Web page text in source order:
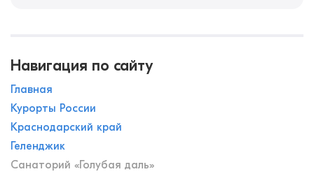
Навигация по сайту
Главная
Курорты России
Краснодарский край
Геленджик
Санаторий «Голубая даль»